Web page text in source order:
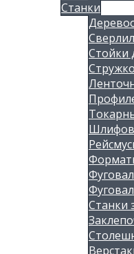
Станки
Стойки
Станки